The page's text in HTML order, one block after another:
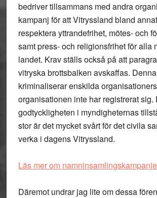
bedriver tillsammans med andra
kampanj för att Vitryssland bland
respektera yttrandefrihet, mötes- och
samt press- och religionsfrihet för alla
landet. Krav ställs också på att
vitryska brottsbalken avskaffas.
kriminaliserar enskilda
organisationen inte har registrerat sig.
godtyckligheten i myndigheternas
stor är det mycket svårt för det civila
verka i dagens Vitryssland.
Läs mer om
Däremot undrar jag lite om dessa